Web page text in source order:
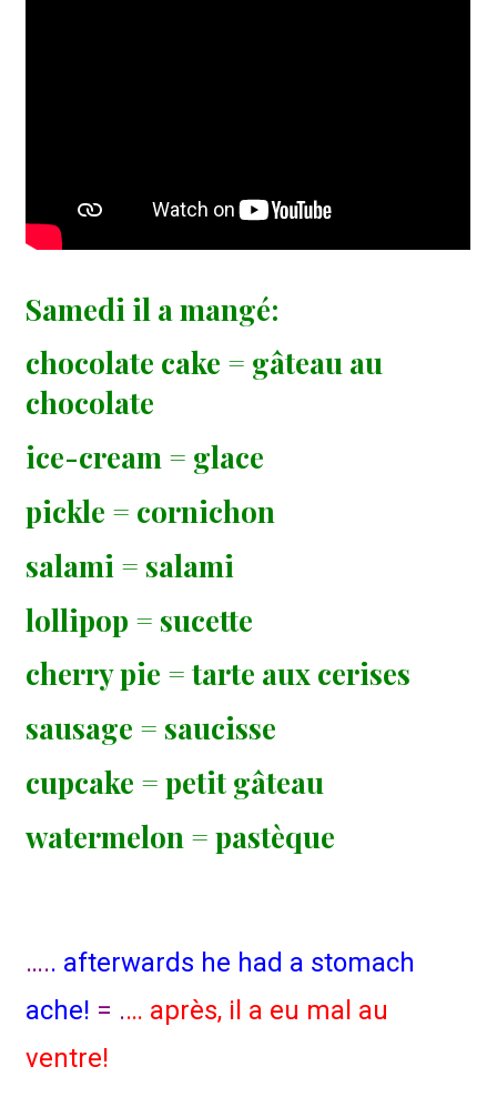
Samedi il a mangé:
chocolate cake = gâteau au
chocolate
ice-cream = glace
pickle = cornichon
salami = salami
lollipop = sucette
cherry pie = tarte aux cerises
sausage = saucisse
cupcake = petit gâteau
watermelon = pastèque
….. afterwards he had a stomach
ache! = .… après, il a eu mal au
ventre!